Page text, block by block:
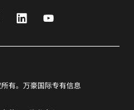
Twitter LinkedIn
有。万豪国际专有信息